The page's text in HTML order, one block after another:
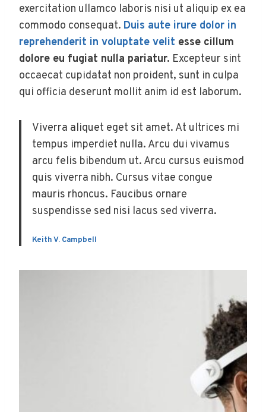
exercitation ullamco laboris nisi ut aliquip ex ea
commodo consequat. Duis aute irure dolor in
reprehenderit in voluptate velit esse cillum
dolore eu fugiat nulla pariatur. Excepteur sint
occaecat cupidatat non proident, sunt in culpa
qui officia deserunt mollit anim id est laborum.
Viverra aliquet eget sit amet. At ultrices mi
tempus imperdiet nulla. Arcu dui vivamus
arcu felis bibendum ut. Arcu cursus euismod
quis viverra nibh. Cursus vitae congue
mauris rhoncus. Faucibus ornare
suspendisse sed nisi lacus sed viverra.
Keith V. Campbell